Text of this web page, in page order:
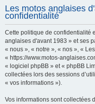
Les motos anglaises
confidentialité
Cette politique de confidentialité
anglaises d'avant 1983 » et ses
« nous », « notre », « nos », «
« https://www.motos-
« logiciel phpBB » et « phpBB
collectées lors des sessions
« vos informations »).
Vos informations sont collectées